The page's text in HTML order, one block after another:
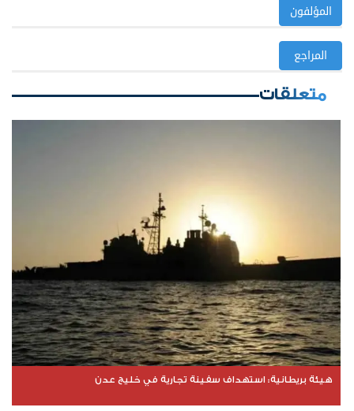
المؤلفون
المراجع
متعلقات
هيئة بريطانية: استهداف سفينة تجارية في خليج عدن